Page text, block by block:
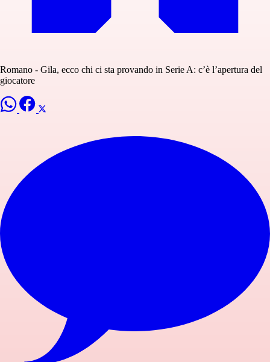
Romano - Gila, ecco chi ci sta provando in Serie A: c’è l’apertura del
giocatore